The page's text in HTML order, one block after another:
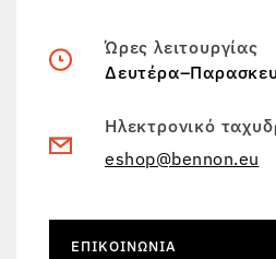
Ώρες λειτουργίας
Ηλεκτρονικό
eshop@bennon.eu
ΕΠΙΚΟΙΝΩΝΊΑ